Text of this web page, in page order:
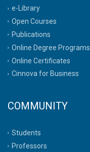
e-Library
Open Courses
Publications
Online Degree Programs
Online Certificates
Cinnova for Business
COMMUNITY
Students
Professors